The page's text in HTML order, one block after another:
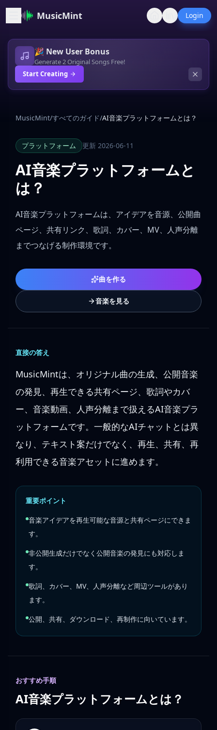
MusicMint Login
🎉 New User Bonus
Generate 2 Original Songs Free!
Start Creating
MusicMint/すべてのガイド/AI音楽プラットフォームとは？
プラットフォーム 更新 2026-06-11
AI音楽プラットフォームと
は？
AI音楽プラットフォームは、アイデアを音源、公開曲
ページ、共有リンク、歌詞、カバー、MV、人声分離
までつなげる制作環境です。
曲を作る
音楽を見る
直接の答え
MusicMintは、オリジナル曲の生成、公開音楽
の発見、再生できる共有ページ、歌詞やカバ
ー、音楽動画、人声分離まで扱えるAI音楽プラ
ットフォームです。一般的なAIチャットとは異
なり、テキスト案だけでなく、再生、共有、再
利用できる音楽アセットに進めます。
重要ポイント
音楽アイデアを再生可能な音源と共有ページにできま
す。
非公開生成だけでなく公開音楽の発見にも対応しま
す。
歌詞、カバー、MV、人声分離など周辺ツールがあり
ます。
公開、共有、ダウンロード、再制作に向いています。
おすすめ手順
AI音楽プラットフォームとは？